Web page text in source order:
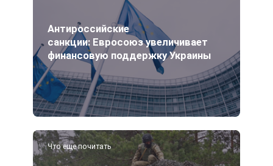
Антироссийские
санкции: Евросоюз увеличивает
финансовую поддержку Украины
Что еще почитать